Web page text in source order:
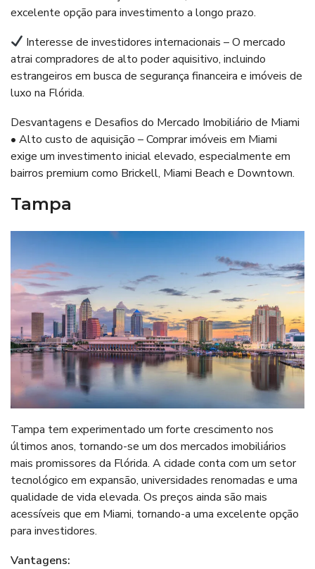
excelente opção para investimento a longo prazo.
Interesse de investidores internacionais – O mercado
atrai compradores de alto poder aquisitivo, incluindo
estrangeiros em busca de segurança financeira e imóveis de
luxo na Flórida.
Desvantagens e Desafios do Mercado Imobiliário de Miami
• Alto custo de aquisição – Comprar imóveis em Miami
exige um investimento inicial elevado, especialmente em
bairros premium como Brickell, Miami Beach e Downtown.
Tampa
Tampa tem experimentado um forte crescimento nos
últimos anos, tornando-se um dos mercados imobiliários
mais promissores da Flórida. A cidade conta com um setor
tecnológico em expansão, universidades renomadas e uma
qualidade de vida elevada. Os preços ainda são mais
acessíveis que em Miami, tornando-a uma excelente opção
para investidores.
Vantagens: